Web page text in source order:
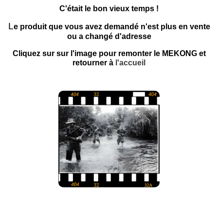
C'était le bon vieux temps !
Le produit que vous avez demandé n'est plus en vente
ou a changé d'adresse
Cliquez sur sur l'image pour remonter le MEKONG et
retourner à l'accueil